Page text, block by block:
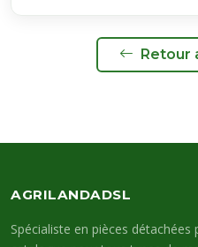
Retour
AGRILANDADSL
Spécialiste en pièces